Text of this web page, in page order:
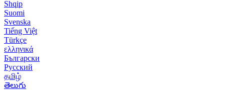
Shqip
Suomi
Svenska
Tiếng Việt
Türkçe
ελληνικά
Български
Русский
தமிழ்
తెలుగు